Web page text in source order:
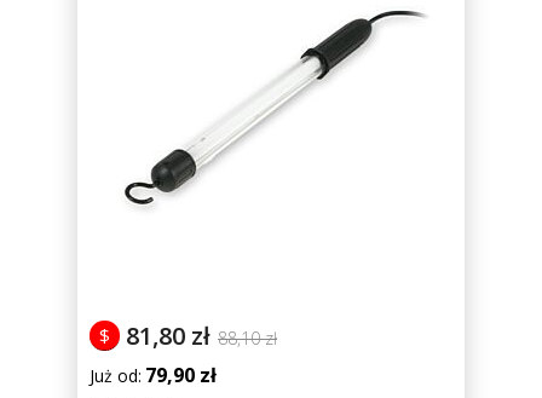
81,80 zł 88,10 zł
$
Już od 79,90 zł